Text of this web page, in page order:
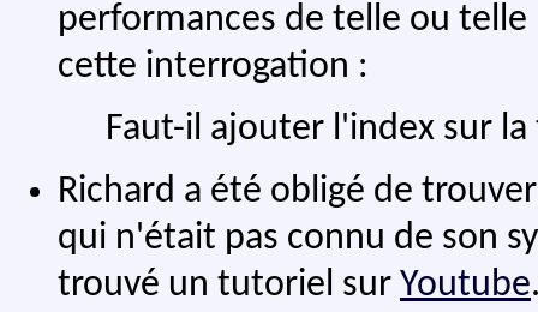
performances de telle ou
cette interrogation :
Faut-il ajouter l'index sur
Richard a été obligé de
qui n'était pas connu de son
trouvé un tutoriel sur Youtube